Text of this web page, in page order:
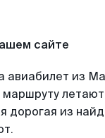
сайте
авиабилет из
дорогая из